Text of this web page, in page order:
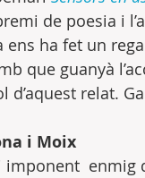
de poesia i
ens ha fet un
que guanyà
d’aquest relat.
i Moix
enmig